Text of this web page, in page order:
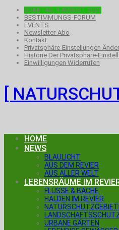
SONNTAG, 9.AUGUST 2026
BESTIMMUNGS-FORUM
EVENTS
Newsletter-Abo
Kontakt
Privatsphäre-Einstellungen
Historie Der Privatsphäre-
Einwilligungen Widerrufen
[
HOME
NEWS
BLAULICHT
AUS DEM REVIER
AUS ALLER WELT
LEBENSRÄUME IM
FLÜSSE & BÄCHE
HALDEN IM REVIER
URBANE GÄRTEN